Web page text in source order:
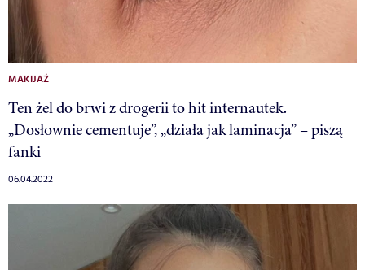
MAKIJAŻ
Ten żel do brwi z drogerii to hit internautek.
„Dosłownie cementuje”, „działa jak laminacja” – piszą
fanki
06.04.2022